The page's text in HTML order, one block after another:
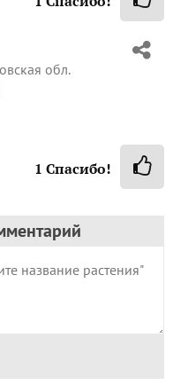
обл.
1 Спасибо!